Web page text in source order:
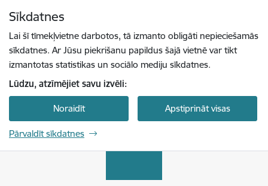
Sīkdatnes
Lai šī tīmekļvietne darbotos, tā izmanto obligāti nepieciešamās
sīkdatnes. Ar Jūsu piekrišanu papildus šajā vietnē var tikt
izmantotas statistikas un sociālo mediju sīkdatnes.
Lūdzu, atzīmējiet savu izvēli:
Noraidīt Apstiprināt visas
Pārvaldīt sīkdatnes